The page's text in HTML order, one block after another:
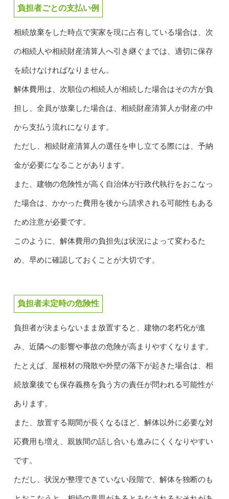
負担者ごとの支払い例
相続放棄をした時点で実家を現に占有している場合は、次
の相続人や相続財産清算人へ引き継ぐまでは、適切に保存
を続けなければなりません。
解体費用は、次順位の相続人が相続した場合はその方が負
担し、全員が放棄した場合は、相続財産清算人が財産の中
から支払う流れになります。
ただし、相続財産清算人の選任を申し立てる際には、予納
金が必要になることがあります。
また、建物の危険性が高く自治体が行政代執行をおこなっ
た場合は、かかった費用を後から請求される可能性もある
ため注意が必要です。
このように、解体費用の負担先は状況によって変わるた
め、早めに確認しておくことが大切です。
負担者未定時の危険性
負担者が決まらないまま放置すると、建物の老朽化が進
み、近隣への影響や事故の危険が高まりやすくなります。
たとえば、屋根材の飛散や外壁の落下が起きた場合は、相
続放棄後でも保存義務を負う方の責任が問われる可能性が
あります。
また、放置する期間が長くなるほど、解体以外に必要な対
応費用も増え、親族間の話し合いも進みにくくなりやすい
です。
ただし、状況が整理できていない段階で、解体を独断のも